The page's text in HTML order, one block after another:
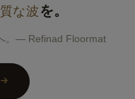
質な波を。
。― Refinad Floormat